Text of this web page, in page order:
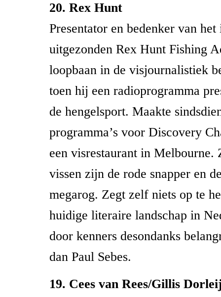
20. Rex Hunt
Presentator en bedenker van
uitgezonden Rex Hunt Fishing
loopbaan in de visjournalistiek
toen hij een radioprogramma
de hengelsport. Maakte
programma’s voor Discovery
een visrestaurant in
vissen zijn de rode snapper en
megarog. Zegt zelf niets op te
huidige literaire landschap in
door kenners desondanks
dan Paul Sebes.
19. Cees van Rees/Gillis